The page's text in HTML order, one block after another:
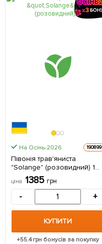
На Осінь-2026 190899
Півонія трав'яниста
"Solange" (розовидний) 1
шт в упаковці
ціна 1385 грн
- +
КУПИТИ
+55.4грн бонусів за покупку